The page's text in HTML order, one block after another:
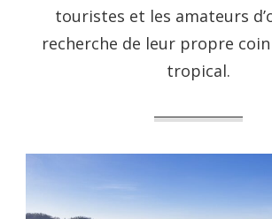
touristes et les amateurs
recherche de leur propre
tropical.